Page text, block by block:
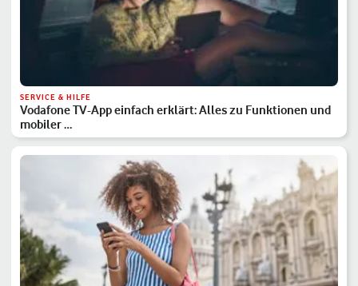
SERVICE & HILFE
Vodafone TV-App einfach erklärt: Alles zu Funktionen und
mobiler …